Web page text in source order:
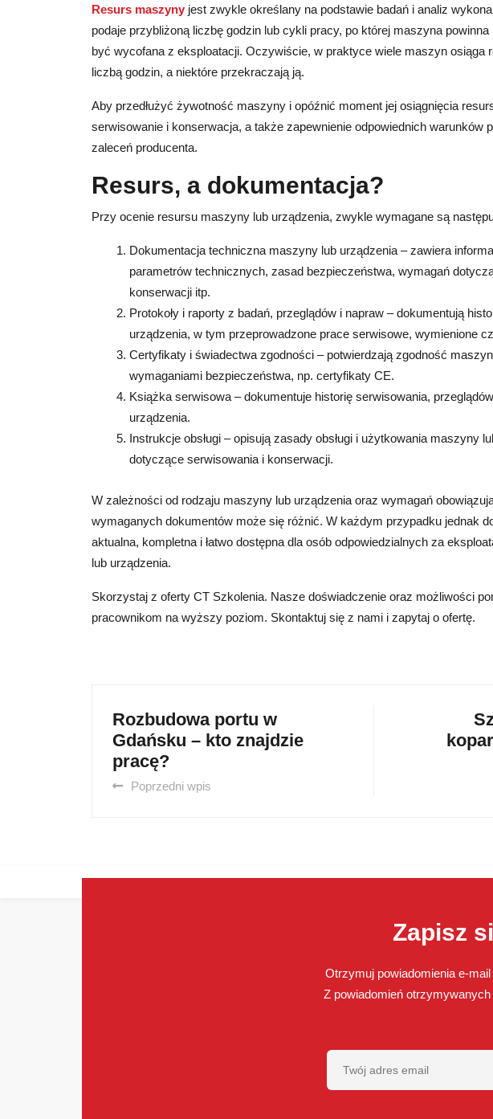
Resurs maszyny jest zwykle określany na podstawie badań i analiz
podaje przybliżoną liczbę godzin lub cykli pracy, po której maszyna
być wycofana z eksploatacji. Oczywiście, w praktyce wiele maszyn osiąga
liczbą godzin, a niektóre przekraczają ją.
Aby przedłużyć żywotność maszyny i opóźnić moment jej osiągnięcia
serwisowanie i konserwacja, a także zapewnienie odpowiednich warunków
zaleceń producenta.
Resurs, a dokumentacja?
Przy ocenie resursu maszyny lub urządzenia, zwykle wymagane są
Dokumentacja techniczna maszyny lub urządzenia – zawiera
parametrów technicznych, zasad bezpieczeństwa, wymagań
konserwacji itp.
Protokoły i raporty z badań, przeglądów i napraw – dokumentują
urządzenia, w tym przeprowadzone prace serwisowe, wymienione
Certyfikaty i świadectwa zgodności – potwierdzają zgodność
wymaganiami bezpieczeństwa, np. certyfikaty CE.
Książka serwisowa – dokumentuje historię serwisowania,
urządzenia.
Instrukcje obsługi – opisują zasady obsługi i użytkowania maszyny
dotyczące serwisowania i konserwacji.
W zależności od rodzaju maszyny lub urządzenia oraz wymagań
wymaganych dokumentów może się różnić. W każdym przypadku jednak
aktualna, kompletna i łatwo dostępna dla osób odpowiedzialnych za
lub urządzenia.
Skorzystaj z oferty CT Szkolenia. Nasze doświadczenie oraz możliwości
pracownikom na wyższy poziom. Skontaktuj się z nami i zapytaj o ofertę.
Rozbudowa portu w
Gdańsku – kto znajdzie
pracę?
Poprzedni wpis
Zapisz
Otrzymuj powiadomienia e-
Z powiadomień